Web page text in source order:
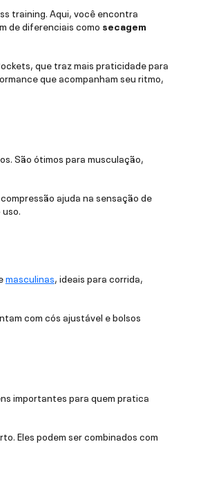
training. Aqui, você encontra
de diferenciais como secagem
que traz mais praticidade para
que acompanham seu ritmo,
São ótimos para musculação,
ajuda na sensação de
masculinas, ideais para corrida,
com cós ajustável e bolsos
importantes para quem pratica
Eles podem ser combinados com